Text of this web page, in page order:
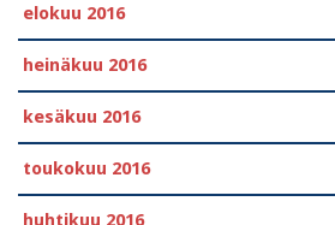
elokuu 2016
heinäkuu 2016
kesäkuu 2016
toukokuu 2016
huhtikuu 2016